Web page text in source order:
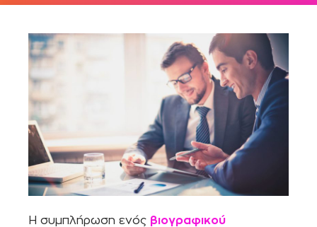
Η συμπλήρωση ενός βιογραφικού